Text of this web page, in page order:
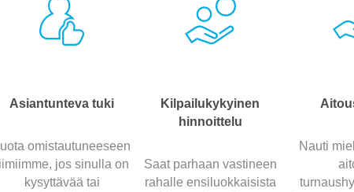
Asiantunteva tuki
omistautuneeseen
jos sinulla on
kysyttävää tai
Kilpailukykyinen
hinnoittelu
Saat parhaan vastineen
rahalle ensiluokkaisista
Nauti